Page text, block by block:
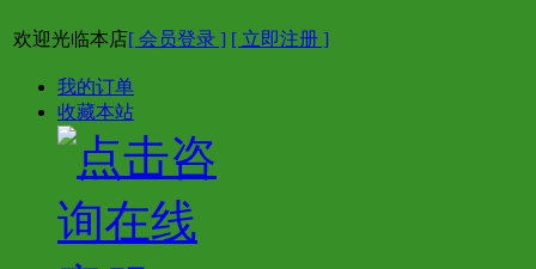
欢迎光临本店[ 会员登录 ] [ 立即注册 ]
我的订单
收藏本站